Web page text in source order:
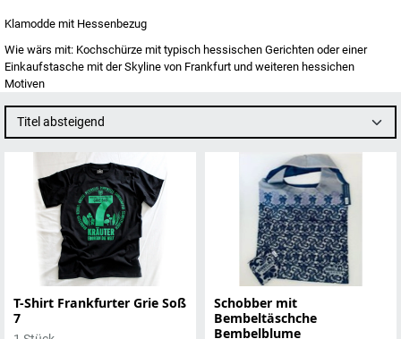
Klamodde mit Hessenbezug
Wie wärs mit: Kochschürze mit typisch hessischen Gerichten oder einer
Einkaufstasche mit der Skyline von Frankfurt und weiteren hessichen
Motiven
Titel absteigend
T-Shirt Frankfurter Grie Soß
7
Schobber mit
Bembeltäschche
Bembelblume